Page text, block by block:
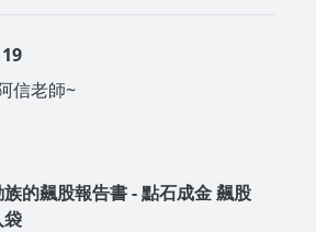
信老師~
的飆股報告書 - 點石成金 飆股
袋